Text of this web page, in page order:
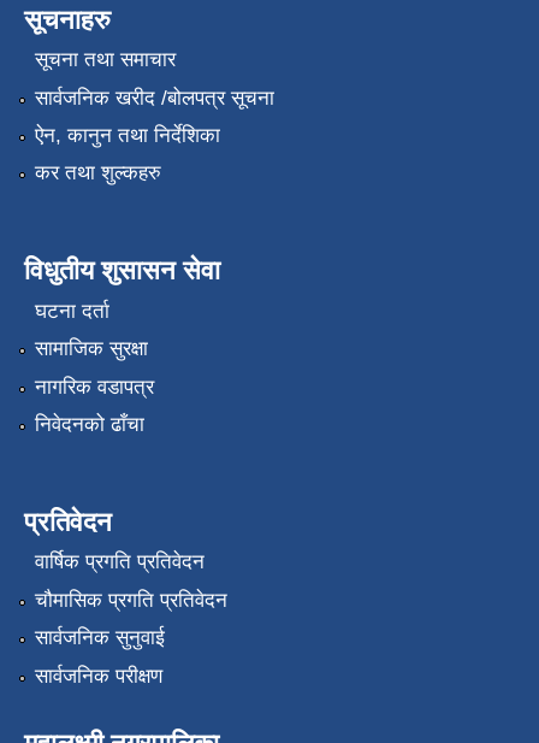
सूचनाहरु
सूचना तथा समाचार
सार्वजनिक खरीद /बोलपत्र सूचना
ऐन, कानुन तथा निर्देशिका
कर तथा शुल्कहरु
विधुतीय शुसासन सेवा
घटना दर्ता
सामाजिक सुरक्षा
नागरिक वडापत्र
निवेदनको ढाँचा
प्रतिवेदन
वार्षिक प्रगति प्रतिवेदन
चौमासिक प्रगति प्रतिवेदन
सार्वजनिक सुनुवाई
सार्वजनिक परीक्षण